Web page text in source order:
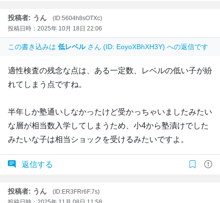
投稿者: うん
(ID:5604h8sOTXc)
投稿日時：2025年 10月 18日 22:06
この書き込みは 低レベル さん (ID: EoyoXBhXH3Y) への返信です
適性検査の残念な点は、ある一定数、レベルの低い子が紛
れてしまう点ですね。
半年しか塾通いしなかったけど受かっちゃいましたみたい
な層が相当数入学してしまうため、小4から塾漬けでした
みたいな子は相当ショックを受けるみたいですよ。
返信する
投稿者: うん
(ID:ER3FRr6F.7s)